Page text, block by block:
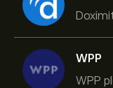
WPP
WPP